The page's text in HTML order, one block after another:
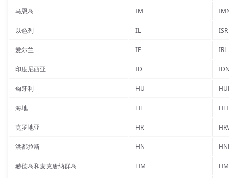
马恩岛 IM
以色列 IL ISR
爱尔兰 IE IRL
印度尼西亚 ID
匈牙利 HU
海地 HT HTI
克罗地亚 HR
洪都拉斯 HN
赫德岛和麦克唐纳群岛 HM